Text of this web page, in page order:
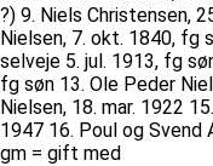
?) 9. Niels Christensen,
Nielsen, 7. okt. 1840, fg
selveje 5. jul. 1913, fg
fg søn 13. Ole Peder
Nielsen, 18. mar. 1922
1947 16. Poul og Svend
gm = gift med